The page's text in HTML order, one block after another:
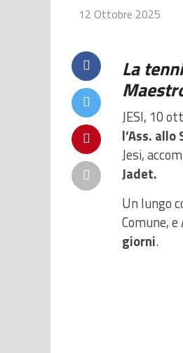
12 Ottobre 2025
La
JESI, 10
l’Ass.
Jesi,
Jadet.
Un lungo
Comune,
giorni.